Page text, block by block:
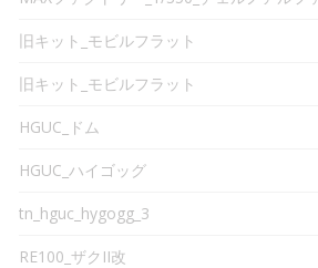
旧キット_モビルフラット
旧キット_モビルフラット
HGUC_ドム
HGUC_ハイゴッグ
tn_hguc_hygogg_3
RE100_ザクII改